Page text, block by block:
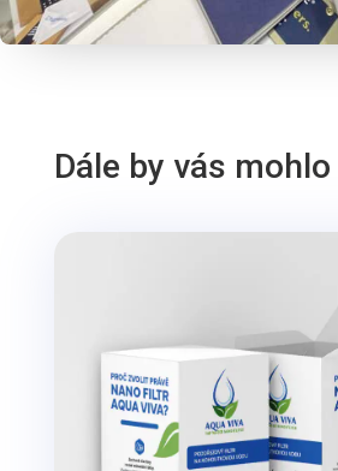
Dále by vás